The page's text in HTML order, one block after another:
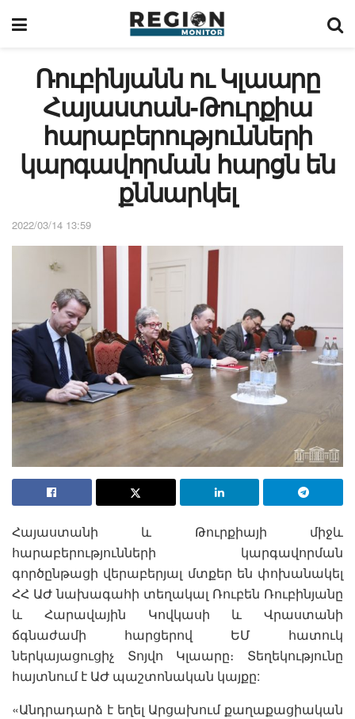
Ռուբինյանն ու Կլաարը
Հայաստան-Թուրքիա
հարաբերությունների
կարգավորման հարցն են
քննարկել
2022/03/14 13:59
Հայաստանի և Թուրքիայի միջև
հարաբերությունների կարգավորման
գործընթացի վերաբերյալ մտքեր են փոխանակել
ՀՀ ԱԺ նախագահի տեղակալ Ռուբեն Ռուբինյանը
և Հարավային Կովկասի և Վրաստանի
ճգնաժամի հարցերով ԵՄ հատուկ
ներկայացուցիչ Տոյվո Կլաարը։ Տեղեկությունը
հայտնում է ԱԺ պաշտոնական կայքը:
«Անդրադարձ է եղել Արցախում քաղաքացիական